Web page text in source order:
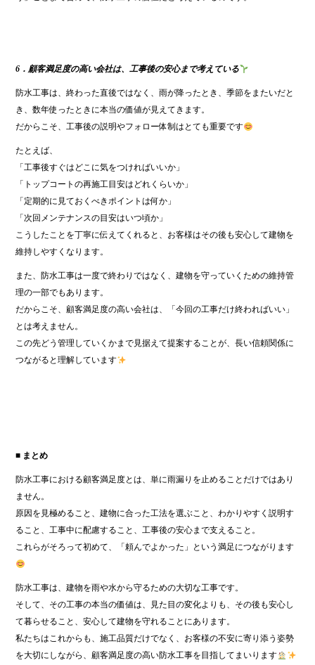
6．顧客満足度の高い会社は、工事後の安心まで考えている
防水工事は、終わった直後ではなく、雨が降ったとき、季節をまたいだと
き、数年使ったときに本当の価値が見えてきます。
だからこそ、工事後の説明やフォロー体制はとても重要です
たとえば、
「工事後すぐはどこに気をつければいいか」
「トップコートの再施工目安はどれくらいか」
「定期的に見ておくべきポイントは何か」
「次回メンテナンスの目安はいつ頃か」
こうしたことを丁寧に伝えてくれると、お客様はその後も安心して建物を
維持しやすくなります。
また、防水工事は一度で終わりではなく、建物を守っていくための維持管
理の一部でもあります。
だからこそ、顧客満足度の高い会社は、「今回の工事だけ終わればいい」
とは考えません。
この先どう管理していくかまで見据えて提案することが、長い信頼関係に
つながると理解しています
■ まとめ
防水工事における顧客満足度とは、単に雨漏りを止めることだけではあり
ません。
原因を見極めること、建物に合った工法を選ぶこと、わかりやすく説明す
ること、工事中に配慮すること、工事後の安心まで支えること。
これらがそろって初めて、「頼んでよかった」という満足につながります
防水工事は、建物を雨や水から守るための大切な工事です。
そして、その工事の本当の価値は、見た目の変化よりも、その後も安心し
て暮らせること、安心して建物を守れることにあります。
私たちはこれからも、施工品質だけでなく、お客様の不安に寄り添う姿勢
を大切にしながら、顧客満足度の高い防水工事を目指してまいります